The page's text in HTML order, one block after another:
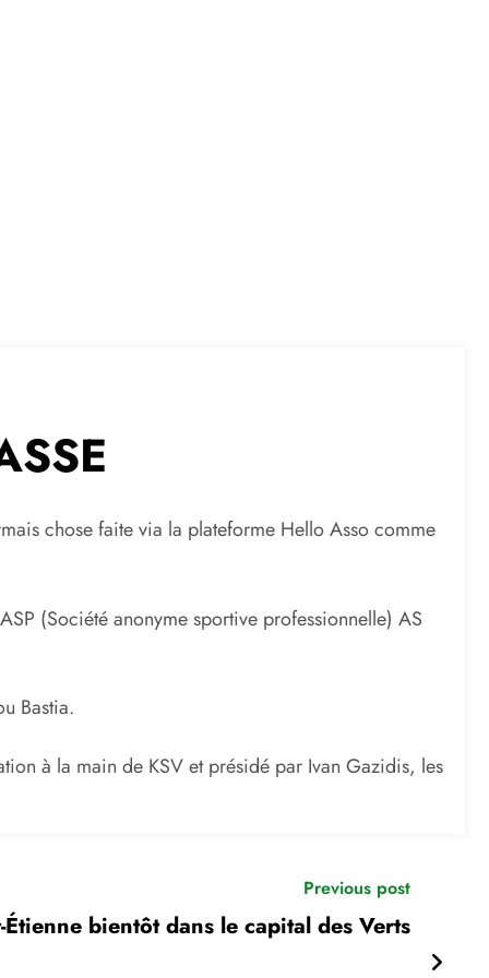
chose faite via la plateforme Hello Asso comme
(Société anonyme sportive professionnelle) AS
Bastia.
à la main de KSV et présidé par Ivan Gazidis, les
Previous post
bientôt dans le capital des Verts